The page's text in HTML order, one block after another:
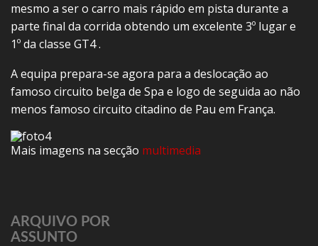
mesmo a ser o carro mais rápido em pista durante a
parte final da corrida obtendo um excelente 3º lugar e
1º da classe GT4 .
A equipa prepara-se agora para a deslocação ao
famoso circuito belga de Spa e logo de seguida ao não
menos famoso circuito citadino de Pau em França.
Mais imagens na secção multimedia
ARQUIVO POR
ASSUNTO